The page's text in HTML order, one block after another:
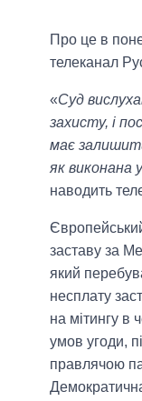
Про це в
телеканал
«Суд
захисту, і
має
як виконана
наводить
заставу за
який
несплату
на мітингу в
умов угоди,
правлячою